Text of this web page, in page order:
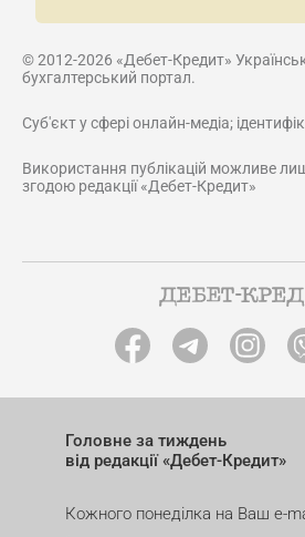
© 2012-2026 «Дебет-Кредит»
бухгалтерський портал.
Суб'єкт у сфері онлайн-медіа;
Використання публікацій можливе
згодою редакції «Дебет-Кредит»
Головне за тиждень
від редакції «Дебет-Кредит»
Кожного понеділка на Ваш e-